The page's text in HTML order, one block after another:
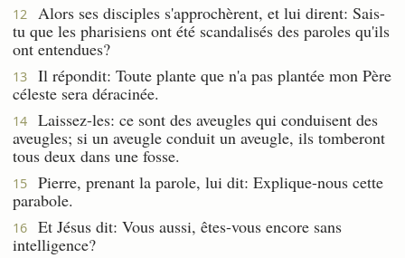
12
Alors ses disciples s'approchèrent, et lui dirent: Sais-
tu que les pharisiens ont été scandalisés des paroles qu'ils
ont entendues?
13
Il répondit: Toute plante que n'a pas plantée mon Père
céleste sera déracinée.
14
Laissez-les: ce sont des aveugles qui conduisent des
aveugles; si un aveugle conduit un aveugle, ils tomberont
tous deux dans une fosse.
15
Pierre, prenant la parole, lui dit: Explique-nous cette
parabole.
16
Et Jésus dit: Vous aussi, êtes-vous encore sans
intelligence?